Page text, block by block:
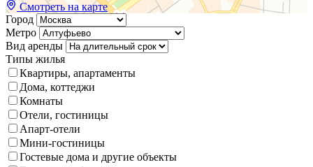
Смотреть на карте
Город
Метро
Вид аренды
Типы жилья
Квартиры, апартаменты
Дома, коттеджи
Комнаты
Отели, гостиницы
Апарт-отели
Мини-гостиницы
Гостевые дома и другие объекты